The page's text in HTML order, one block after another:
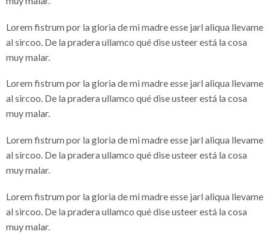
Lorem fistrum por la gloria de mi madre esse jarl aliqua llevame
al sircoo. De la pradera ullamco qué dise usteer está la cosa
muy malar.
Lorem fistrum por la gloria de mi madre esse jarl aliqua llevame
al sircoo. De la pradera ullamco qué dise usteer está la cosa
muy malar.
Lorem fistrum por la gloria de mi madre esse jarl aliqua llevame
al sircoo. De la pradera ullamco qué dise usteer está la cosa
muy malar.
Lorem fistrum por la gloria de mi madre esse jarl aliqua llevame
al sircoo. De la pradera ullamco qué dise usteer está la cosa
muy malar.